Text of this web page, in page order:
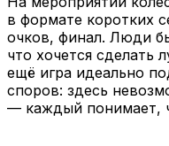
в формате коротких
очков, финал. Люди
что хочется сделать
ещё игра идеально
споров: здесь
— каждый понимает,